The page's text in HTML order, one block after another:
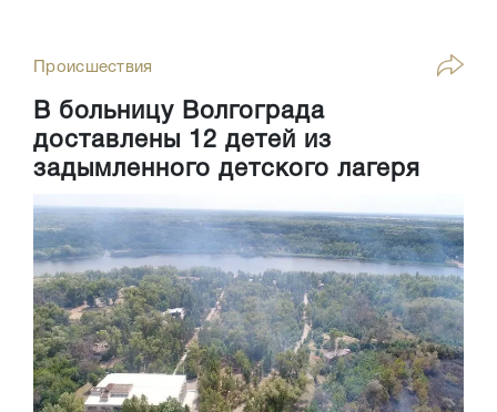
Происшествия
В больницу Волгограда
доставлены 12 детей из
задымленного детского лагеря